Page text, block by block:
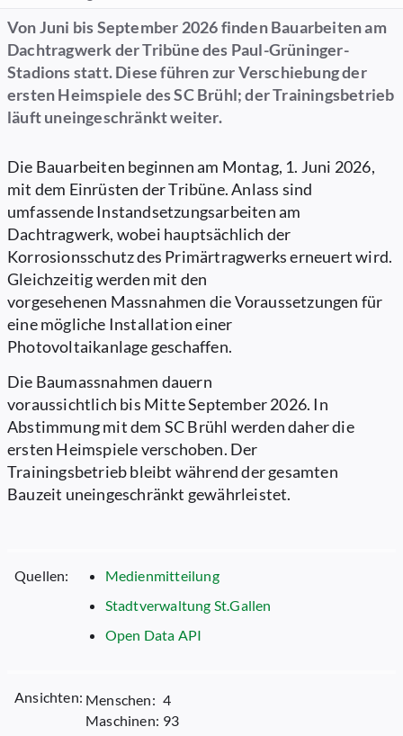
Von Juni bis September 2026 finden Bauarbeiten am
Dachtragwerk der Tribüne des Paul-Grüninger-
Stadions statt. Diese führen zur Verschiebung der
ersten Heimspiele des SC Brühl; der Trainingsbetrieb
läuft uneingeschränkt weiter.
Die Bauarbeiten beginnen am Montag, 1. Juni 2026,
mit dem Einrüsten der Tribüne. Anlass sind
umfassende Instandsetzungsarbeiten am
Dachtragwerk, wobei hauptsächlich der
Korrosionsschutz des Primärtragwerks erneuert wird.
Gleichzeitig werden mit den
vorgesehenen Massnahmen die Voraussetzungen für
eine mögliche Installation einer
Photovoltaikanlage geschaffen.
​Die Baumassnahmen dauern
voraussichtlich bis Mitte September 2026. In
Abstimmung mit dem SC Brühl werden daher die
ersten Heimspiele verschoben. Der
Trainingsbetrieb bleibt während der gesamten
Bauzeit uneingeschränkt gewährleistet.
Quellen:
Medienmitteilung
Stadtverwaltung St.Gallen
Open Data API
Ansichten: Menschen: 4
Maschinen: 93